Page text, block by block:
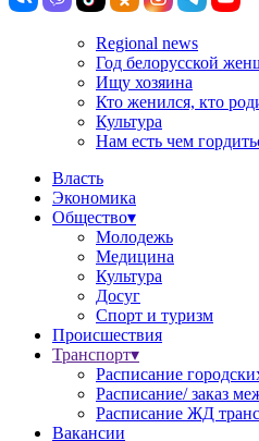
Regional news
Год белорусской
Ищу хозяина
Кто женился, кто
Культура
Нам есть чем
Власть
Экономика
Общество▾
Молодежь
Медицина
Культура
Досуг
Спорт и туризм
Происшествия
Транспорт▾
Расписание
Расписание/ заказ
Расписание ЖД
Вакансии